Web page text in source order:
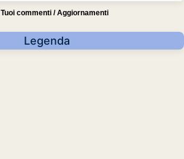
I Tuoi commenti / Aggiornamenti
Legenda